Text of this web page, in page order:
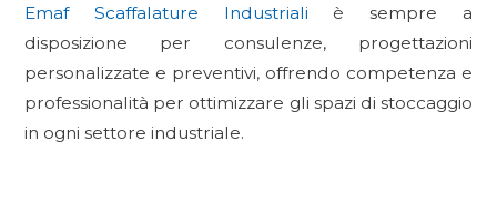
Emaf Scaffalature Industriali è sempre a
disposizione per consulenze, progettazioni
personalizzate e preventivi, offrendo competenza e
professionalità per ottimizzare gli spazi di stoccaggio
in ogni settore industriale.